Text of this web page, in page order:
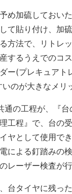
め加硫しておい
て貼り付け、加
方法で、リトレ
するうえでのコ
ー(プレキュアト
のが大きなメリ
の工程が、『台
工程』で、台の
ヤとして使用で
による釘踏みの
レーザー検査が行
台タイヤに残っ